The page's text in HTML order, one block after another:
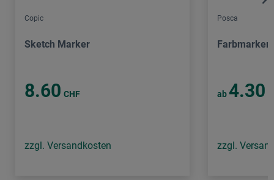
Copic
Sketch Marker
8.60 CHF
zzgl. Versandkosten
Posca
Farbmarker
ab 4.30
zzgl.